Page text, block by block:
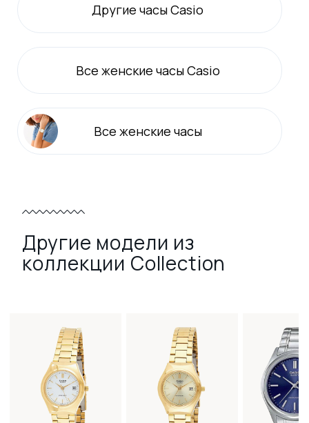
Другие часы Casio
Все женские часы Casio
Все женские часы
Другие модели из
коллекции Collection